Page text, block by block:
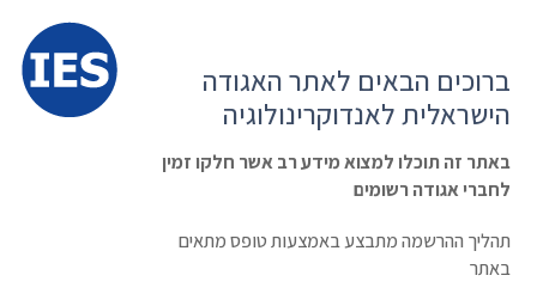
הרשמה ועדכון נתונים
כניסת חברים
ראשי
בחינות סוף ההתמחות
ברוכים הבאים לאתר האגודה
הישראלית לאנדוקרינולוגיה
באתר זה תוכלו למצוא מידע רב אשר חלקו זמין
לחברי אגודה רשומים
תהליך ההרשמה מתבצע באמצעות טופס מתאים
באתר